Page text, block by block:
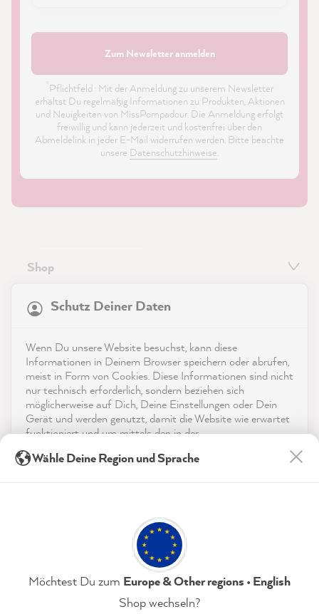
Zum Newsletter anmelden
Pflichtfeld · Mit der Anmeldung zu unserem Newsletter
erhältst Du regelmäßig Informationen zu Produkten, Aktionen
und Neuigkeiten von MissPompadour. Die Anmeldung erfolgt
freiwillig und kann jederzeit und kostenfrei über den
Abmeldelink in jeder E-Mail widerrufen werden. Bitte beachte
unsere Datenschutzhinweise.
Shop
Service
Kontakt
App herunterladen
Auszeichnungen
Schutz Deiner Daten
Wenn Du unsere Website besuchst, kann diese
Informationen in Deinem Browser speichern oder abrufen,
meist in Form von Cookies. Diese Informationen sind nicht
nur technisch erforderlich, sondern beziehen sich
möglicherweise auf Dich, Deine Einstellungen oder Dein
Gerät und werden genutzt, damit die Website wie erwartet
funktioniert und um mittels den in der
der Webseite für deren Optimierung zu analysieren sowie
(jederzeit widerruflich) diesen Datenverarbeitungen
Datenschutzerklärung Impressum Einstellungen
reviews-io
Verifizierter Kunde
MissPompadour Blau mit Seifenblasen - Der Alles
Ja Teilen
Facebook
Wähle Deine Region und Sprache
Möchtest Du zum Europe & Other regions • English
Shop wechseln?